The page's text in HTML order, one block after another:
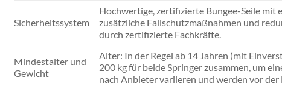
Sicherheitssystem
Hochwertige, zertifizierte Bungee-Seile mit
zusätzliche Fallschutzmaßnahmen und
durch zertifizierte Fachkräfte.
Mindestalter und
Gewicht
Alter: In der Regel ab 14 Jahren (mit
200 kg für beide Springer zusammen, um
nach Anbieter variieren und werden vor